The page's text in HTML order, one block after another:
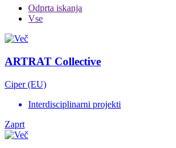
Odprta iskanja
Vse
ARTRAT Collective
Ciper (EU)
Interdisciplinarni projekti
Zaprt